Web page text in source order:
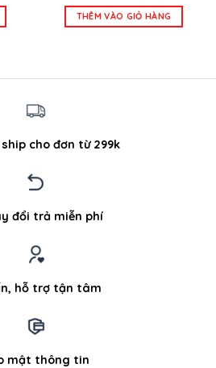
tại là:
350.000 ₫.
tại
THÊM VÀO GIỎ HÀNG
cho đơn từ 299k
đổi trả miễn phí
hỗ trợ tận tâm
mật thông tin